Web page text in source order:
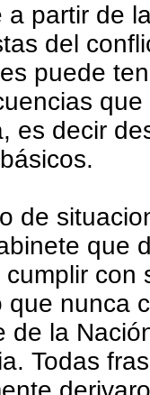
a partir de
del
puede
es decir
de
que
con
que nunca
de la
Todas